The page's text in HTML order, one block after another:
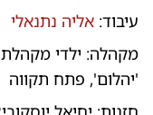
עיבוד: אליה נתנאלי
מקהלה: ילדי
'יהלום', פתח תקווה